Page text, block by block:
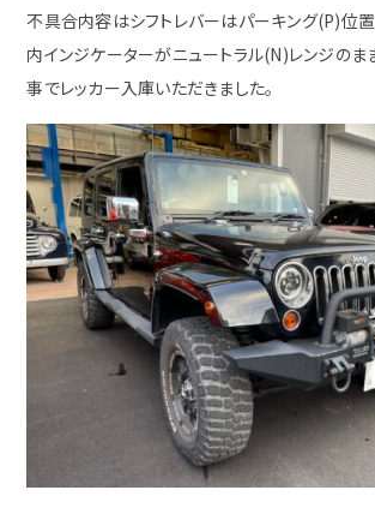
不具合内容はシフトレバーはパーキング(P)位
内インジケーターがニュートラル(N)レンジのま
事でレッカー入庫いただきました。